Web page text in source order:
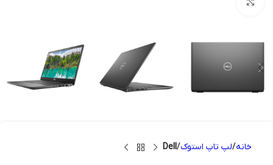
خانه لپ تاپ استوک Dell